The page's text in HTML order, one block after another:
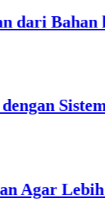
Bahan
Sistem
Lebih